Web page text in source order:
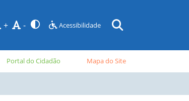
+ - Acessibilidade
Portal do Cidadão Mapa do Site